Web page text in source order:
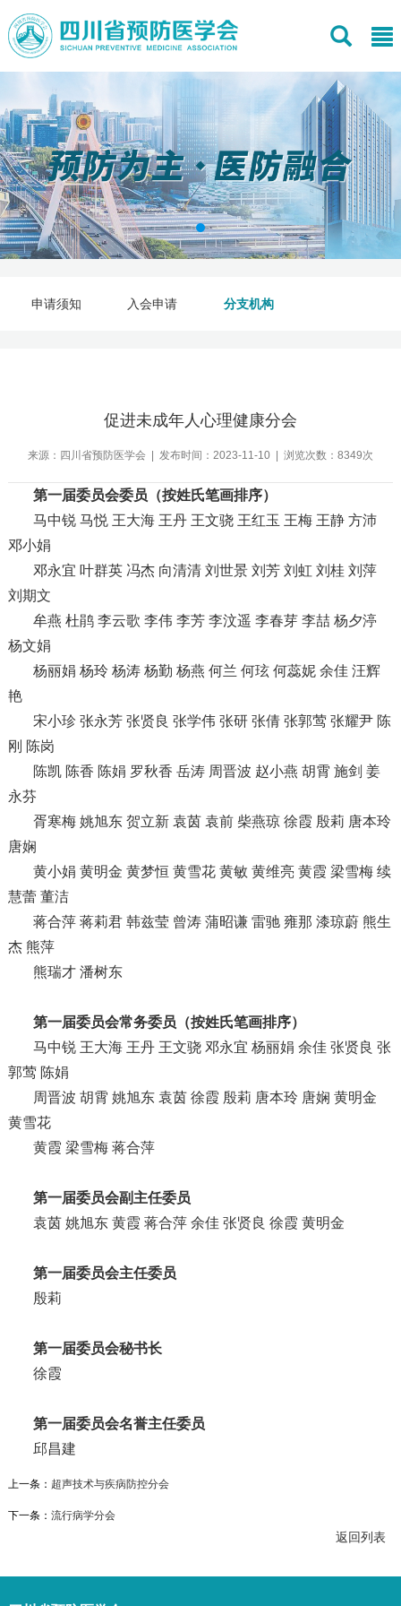
申请须知 入会申请 分支机构
促进未成年人心理健康分会
来源：四川省预防医学会 | 发布时间：2023-11-10 | 浏览次数：8349次
第一届委员会委员 （按姓氏笔画排序）
马中锐 马悦 王大海 王丹 王文骁 王红玉 王梅 王静 方沛
邓小娟
邓永宜 叶群英 冯杰 向清清 刘世景 刘芳 刘虹 刘桂 刘萍
刘期文
牟燕 杜鹃 李云歌 李伟 李芳 李汶遥 李春芽 李喆 杨夕渟
杨文娟
杨丽娟 杨玲 杨涛 杨勤 杨燕 何兰 何玹 何蕊妮 余佳 汪辉
艳
宋小珍 张永芳 张贤良 张学伟 张研 张倩 张郭莺 张耀尹 陈
刚 陈岗
陈凯 陈香 陈娟 罗秋香 岳涛 周晋波 赵小燕 胡霄 施剑 姜
永芬
胥寒梅 姚旭东 贺立新 袁茵 袁前 柴燕琼 徐霞 殷莉 唐本玲
唐娴
黄小娟 黄明金 黄梦恒 黄雪花 黄敏 黄维亮 黄霞 梁雪梅 续
慧蕾 董洁
蒋合萍 蒋莉君 韩兹莹 曾涛 蒲昭谦 雷驰 雍那 漆琼蔚 熊生
杰 熊萍
熊瑞才 潘树东
第一届委员会常务委员 （按姓氏笔画排序）
马中锐 王大海 王丹 王文骁 邓永宜 杨丽娟 余佳 张贤良 张
郭莺 陈娟
周晋波 胡霄 姚旭东 袁茵 徐霞 殷莉 唐本玲 唐娴 黄明金
黄雪花
黄霞 梁雪梅 蒋合萍
第一届委员会副主任委员
袁茵 姚旭东 黄霞 蒋合萍 余佳 张贤良 徐霞 黄明金
第一届委员会主任委员
殷莉
第一届委员会秘书长
徐霞
第一届委员会名誉主任委员
邱昌建
上一条： 超声技术与疾病防控分会
下一条： 流行病学分会
返回列表